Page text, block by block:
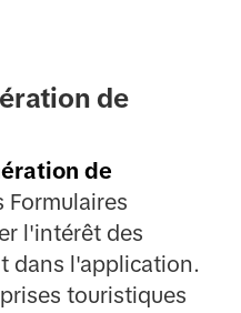
de
de
l'intérêt des
dans l'application.
touristiques